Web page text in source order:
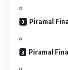
Piramal
Piramal